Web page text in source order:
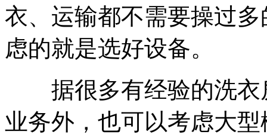
衣、运输都不需要操过
虑的就是选好设备。
据很多有经验的洗衣
业务外，也可以考虑大